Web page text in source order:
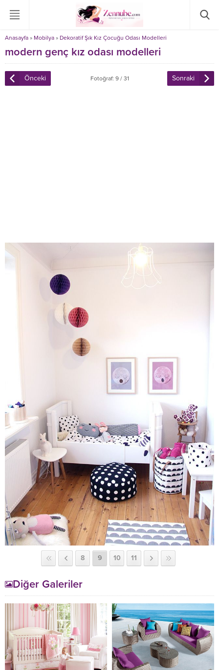
Anasayfa » Mobilya » Dekoratif Şık Kız Çocuğu Odası Modelleri
modern genç kız odası modelleri
Önceki Fotoğraf: 9 / 31 Sonraki
8 9 10 11
Diğer Galeriler